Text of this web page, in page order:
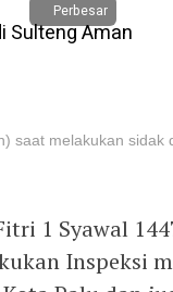
Perbesar
saat melakukan sidak
1 Syawal
Inspeksi